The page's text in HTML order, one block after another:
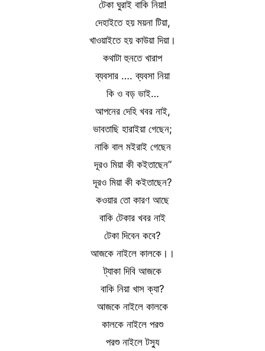
টেকা ঘুরাই বাকি নিয়া!
দেহাইতে হয় ময়না টিয়া,
খাওয়াইতে হয় কাউয়া দিয়া।
কথাটা হুনতে খারাপ
ব্যবসার …. ব্যবসা নিয়া
কি ও বড় ভাই…
আপনের দেহি খবর নাই,
ভাবতাছি হারাইয়া গেছেন;
নাকি বাল মইরাই গেছেন
দূরও মিয়া কী কইতাছেন”
দূরও মিয়া কী কইতাছেন?
কওয়ার তো কারণ আছে
বাকি টেকার খবর নাই
টেকা দিবেন কবে?
আজকে নাইলে কালকে।।
ট্যাকা দিবি আজকে
বাকি নিয়া খাস ক্যা?
আজকে নাইলে কালকে
কালকে নাইলে পরশু
পরশু নাইলে টস্যু